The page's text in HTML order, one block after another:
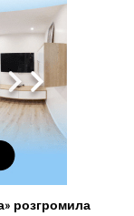
розгромила